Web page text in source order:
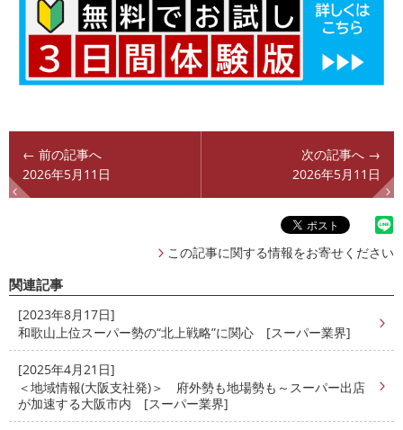
← 前の記事へ
2026年5月11日
次の記事へ →
2026年5月11日
この記事に関する情報をお寄せください
関連記事
[2023年8月17日]
和歌山上位スーパー勢の“北上戦略”に関心 [スーパー業界]
[2025年4月21日]
＜地域情報(大阪支社発)＞ 府外勢も地場勢も～スーパー出店
が加速する大阪市内 [スーパー業界]